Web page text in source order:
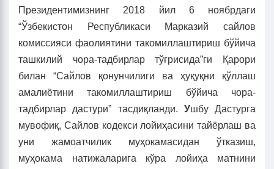
Президентимизнинг 2018 йил 6 ноябрдаги
“Ўзбекистон Республикаси Марказий сайлов
комиссияси фаолиятини такомиллаштириш бўйича
ташкилий чора-тадбирлар тўғрисида”ги Қарори
билан “Сайлов қонунчилиги ва ҳуқуқни қўллаш
амалиётини такомиллаштириш бўйича чора-
тадбирлар дастури” тасдиқланди. Ушбу Дастурга
мувофиқ, Сайлов кодекси лойиҳасини тайёрлаш ва
уни жамоатчилик муҳокамасидан ўтказиш,
муҳокама натижаларига кўра лойиҳа матнини